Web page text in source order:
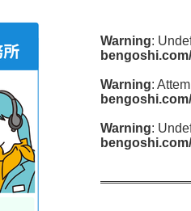
Warning:
Warning:
Warning: